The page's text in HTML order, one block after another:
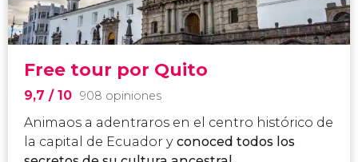
Free tour por Quito
9,7 / 10 908 opiniones
Animaos a adentraros en el centro histórico de
la capital de Ecuador y conoced todos los